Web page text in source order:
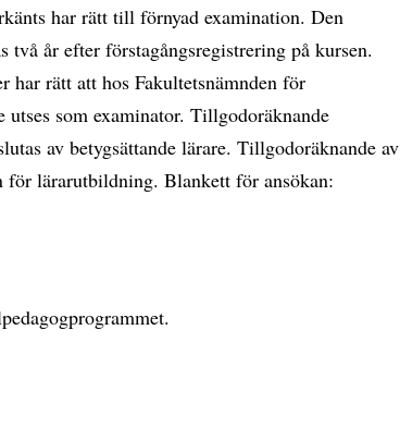
har rätt till förnyad examination. Den
två år efter förstagångsregistrering på kursen.
har rätt att hos Fakultetsnämnden för
som examinator. Tillgodoräknande
av betygsättande lärare. Tillgodoräknande av
för lärarutbildning. Blankett för ansökan: